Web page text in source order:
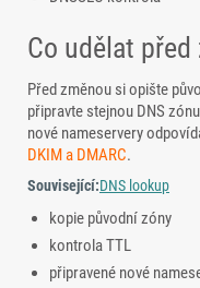
Co udělat před
Před změnou si opište
připravte stejnou DNS
nové nameservery
DKIM a DMARC.
Související:DNS lookup
kopie původní zóny
kontrola TTL
připravené nové